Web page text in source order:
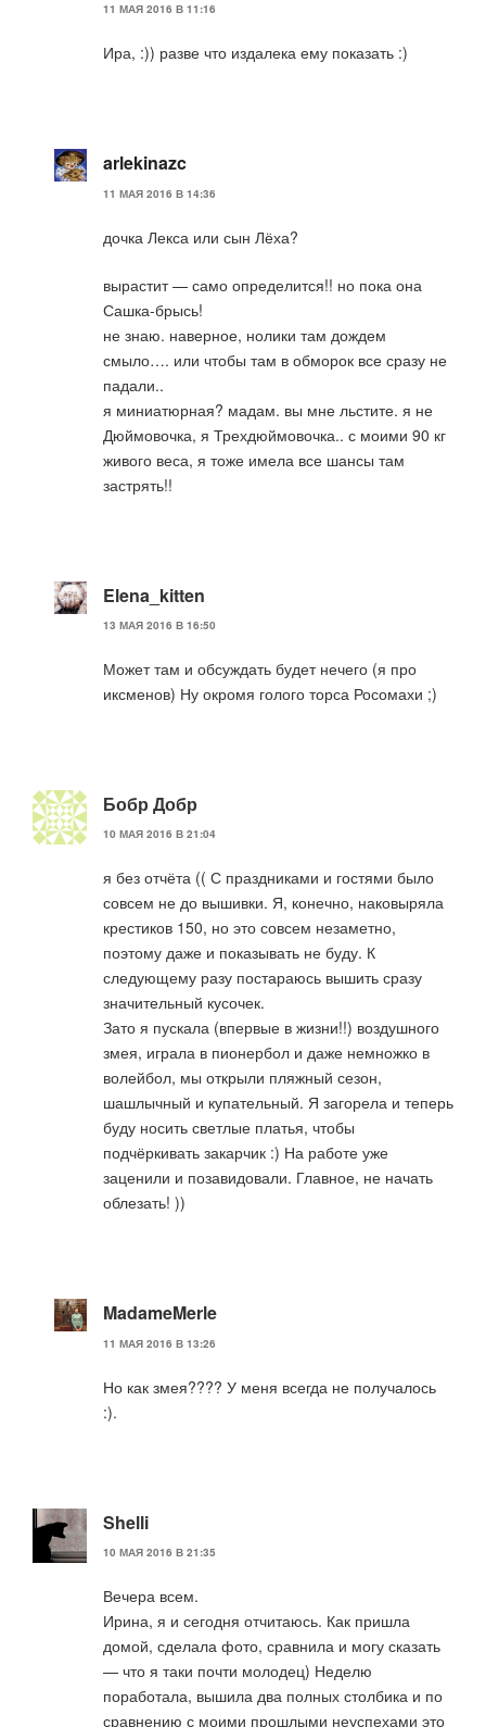
11 МАЯ 2016 В 11:16
Ира, :)) разве что издалека ему показать :)
arlekinazc
11 МАЯ 2016 В 14:36
дочка Лекса или сын Лёха?
вырастит — само определится!! но пока она
Сашка-брысь!
не знаю. наверное, нолики там дождем
смыло…. или чтобы там в обморок все сразу не
падали..
я миниатюрная? мадам. вы мне льстите. я не
Дюймовочка, я Трехдюймовочка.. с моими 90 кг
живого веса, я тоже имела все шансы там
застрять!!
Elena_kitten
13 МАЯ 2016 В 16:50
Может там и обсуждать будет нечего (я про
иксменов) Ну окромя голого торса Росомахи ;)
Бобр Добр
10 МАЯ 2016 В 21:04
я без отчёта (( С праздниками и гостями было
совсем не до вышивки. Я, конечно, наковыряла
крестиков 150, но это совсем незаметно,
поэтому даже и показывать не буду. К
следующему разу постараюсь вышить сразу
значительный кусочек.
Зато я пускала (впервые в жизни!!) воздушного
змея, играла в пионербол и даже немножко в
волейбол, мы открыли пляжный сезон,
шашлычный и купательный. Я загорела и теперь
буду носить светлые платья, чтобы
подчёркивать закарчик :) На работе уже
заценили и позавидовали. Главное, не начать
облезать! ))
MadameMerle
11 МАЯ 2016 В 13:26
Но как змея???? У меня всегда не получалось
:).
Shelli
10 МАЯ 2016 В 21:35
Вечера всем.
Ирина, я и сегодня отчитаюсь. Как пришла
домой, сделала фото, сравнила и могу сказать
— что я таки почти молодец) Неделю
поработала, вышила два полных столбика и по
сравнению с моими прошлыми неуспехами это